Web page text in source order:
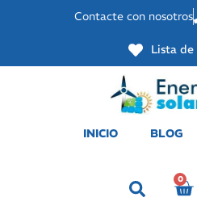
Contacte con nosotros
Lista de
INICIO BLOG
0